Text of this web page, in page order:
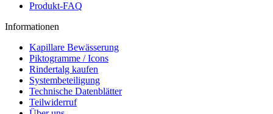
Produkt-FAQ
Informationen
Kapillare Bewässerung
Piktogramme / Icons
Rindertalg kaufen
Systembeteiligung
Technische Datenblätter
Teilwiderruf